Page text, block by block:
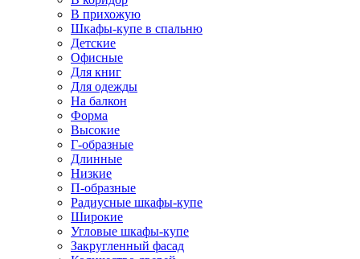
В прихожую
Шкафы-купе в спальню
Детские
Офисные
Для книг
Для одежды
На балкон
Форма
Высокие
Г-образные
Длинные
Низкие
П-образные
Радиусные шкафы-купе
Широкие
Угловые шкафы-купе
Закругленный фасад